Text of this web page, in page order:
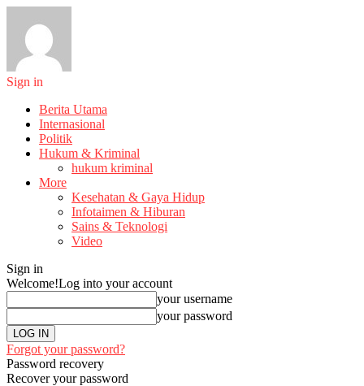
Sign in
Berita Utama
Internasional
Politik
Hukum & Kriminal
hukum kriminal
More
Kesehatan & Gaya Hidup
Infotaimen & Hiburan
Sains & Teknologi
Video
Sign in
Welcome!Log into your account
your username
your password
Forgot your password?
Password recovery
Recover your password